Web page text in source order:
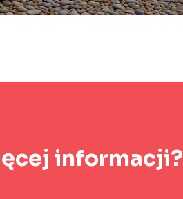
informacji?